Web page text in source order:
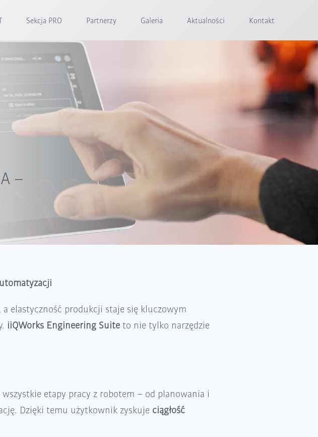
Sekcja PRO Partnerzy Galeria Aktualności Kontakt
–
elastyczność produkcji staje się kluczowym
iiQWorks Engineering Suiteto nie tylko narzędzie
etapy pracy z robotem – od planowania i
Dzięki temu użytkownik zyskuje ciągłość